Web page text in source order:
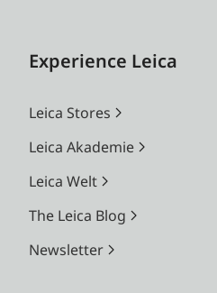
Experience Leica
Leica Stores
Leica Akademie
Leica Welt
The Leica Blog
Newsletter